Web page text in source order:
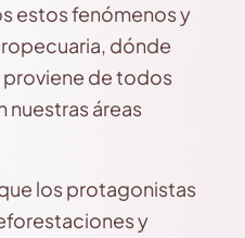
estos fenómenos y
dónde
de todos
nuestras áreas
los protagonistas
y